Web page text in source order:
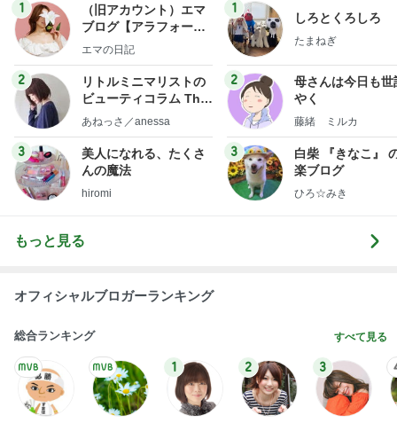
1
（旧アカウント）エマ
ブログ【アラフォー会
社売却セカンドライ
エマの日記
2
リトルミニマリストの
ビューティコラム The
little minimalist's bea
あねっさ／anessa
3
美人になれる、たくさ
んの魔法
hiromi
1
しろとくろしろ
たまねぎ
2
母さんは今日も世
やく
藤緒 ミルカ
3
白柴 『きなこ』
楽ブログ
ひろ☆みき
もっと見る
オフィシャルブロガーランキング
総合ランキング すべて見る
1 2 3